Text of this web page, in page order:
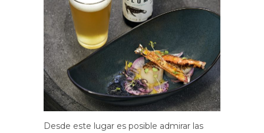
Desde este lugar es posible admirar las